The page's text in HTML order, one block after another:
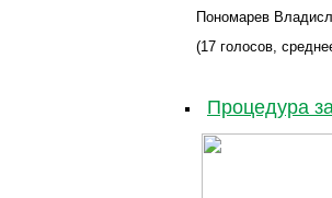
Пономарев
(17 голосов,
Процедура